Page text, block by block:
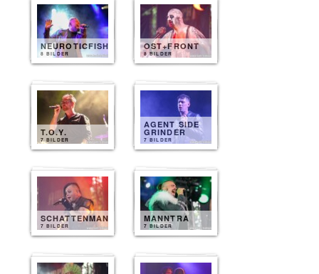
NEUROTICFISH
8 BILDER
OST+FRONT
8 BILDER
T.O.Y.
7 BILDER
AGENT SIDE
GRINDER
7 BILDER
SCHATTENMANN
7 BILDER
MANNTRA
7 BILDER